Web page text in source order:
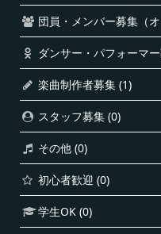
団員・メンバー募集（オ
ダンサー・パフォーマ
楽曲制作者募集 (1)
スタッフ募集 (0)
その他 (0)
初心者歓迎 (0)
学生OK (0)